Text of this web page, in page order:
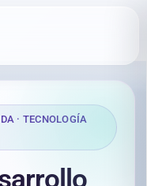
· TECNOLOGÍA